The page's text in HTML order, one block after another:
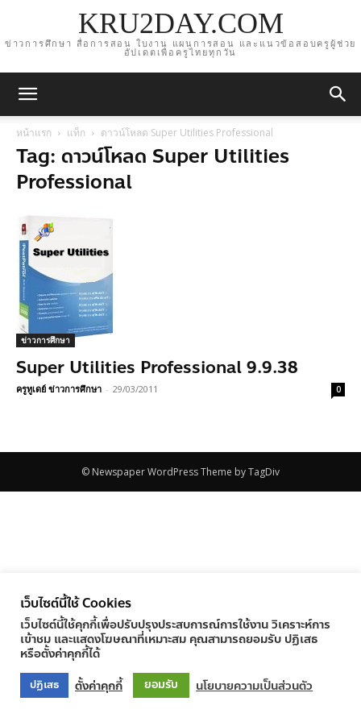
KRU2DAY.COM
ข่าวการศึกษา สื่อการสอน ใบงาน แผนการสอน และแนวข้อสอบครูผู้ช่วย
อัปเดตเพื่อครูไทยทุกวัน
หน้าแรก แท็ก ดาวน์โหลด Super Utilities Professional
Tag: ดาวน์โหลด Super Utilities
Professional
ข่าวการศึกษา
Super Utilities Professional 9.9.38
ครูทูเดย์ ข่าวการศึกษา - 29/03/2011 0
© Newspaper WordPress Theme by TagDiv
เว็บไซต์นี้ใช้ Cookies
เว็บไซต์นี้ใช้คุกกี้เพื่อปรับปรุงประสบการณ์การใช้งาน วิเคราะห์การ
เข้าชม และแสดงโฆษณาที่เหมาะสม คุณสามารถยอมรับ ปฏิเสธ
หรือตั้งค่าคุกกี้ได้
ปฏิเสธ ตั้งค่าคุกกี้ ยอมรับ นโยบายความเป็นส่วนตัว